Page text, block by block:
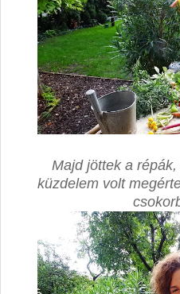
Majd jöttek a
küzdelem volt